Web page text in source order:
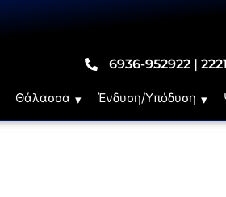
6936-952922 |
Θάλασσα Ένδυση/Υπόδυση